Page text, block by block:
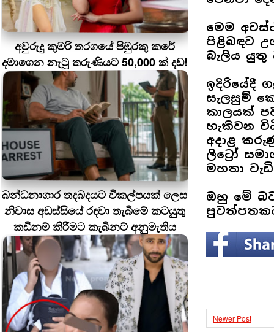
අවුරුදු කුමරි තරගයේ පිඹුරකු කරේ
දමාගෙන නැටූ තරුණියට 50,000 ක් දඩ!
බන්ධනාගාර තදබදයට විකල්පයක් ලෙස
නිවාස අඩස්සියේ රඳවා තැබීමේ කටයුතු
කඩිනම් කිරීමට කැබිනට් අනුමැතිය
මෙම
පිළිබඳව
බැලිය යුතු
ඉදිරියේදී
සැලසුම්
කාලයක්
හැකිවන
අදාළ
ලිට්‍රෝ
මහතා
ඔහු මේ
Newer Post